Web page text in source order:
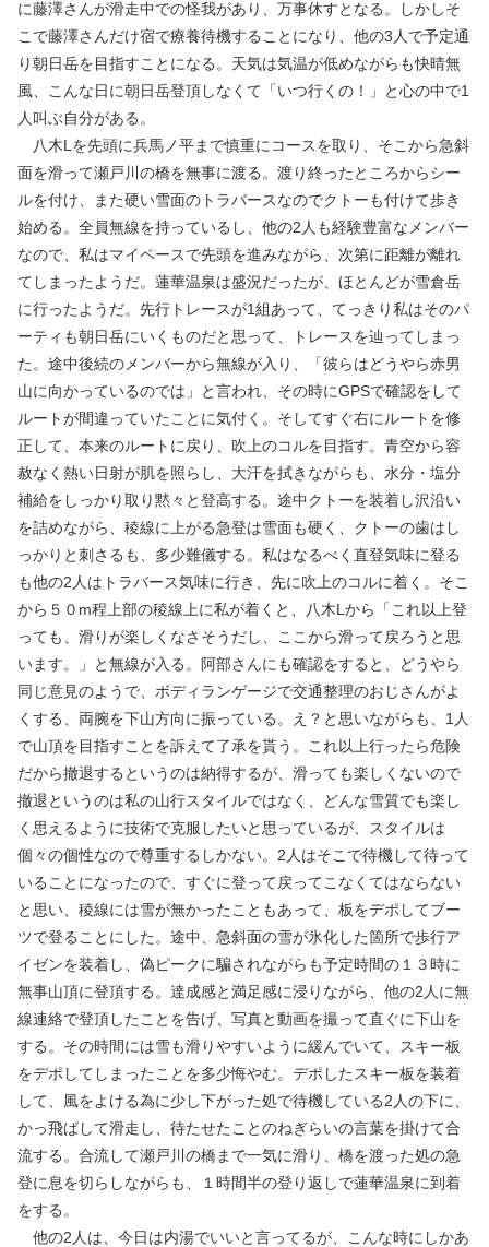
に藤澤さんが滑走中での怪我があり、万事休すとなる。しかしそ
こで藤澤さんだけ宿で療養待機することになり、他の3人で予定通
り朝日岳を目指すことになる。天気は気温が低めながらも快晴無
風、こんな日に朝日岳登頂しなくて「いつ行くの！」と心の中で1
人叫ぶ自分がある。
八木Lを先頭に兵馬ノ平まで慎重にコースを取り、そこから急斜
面を滑って瀬戸川の橋を無事に渡る。渡り終ったところからシー
ルを付け、また硬い雪面のトラバースなのでクトーも付けて歩き
始める。全員無線を持っているし、他の2人も経験豊富なメンバー
なので、私はマイペースで先頭を進みながら、次第に距離が離れ
てしまったようだ。蓮華温泉は盛況だったが、ほとんどが雪倉岳
に行ったようだ。先行トレースが1組あって、てっきり私はそのパ
ーティも朝日岳にいくものだと思って、トレースを辿ってしまっ
た。途中後続のメンバーから無線が入り、「彼らはどうやら赤男
山に向かっているのでは」と言われ、その時にGPSで確認をして
ルートが間違っていたことに気付く。そしてすぐ右にルートを修
正して、本来のルートに戻り、吹上のコルを目指す。青空から容
赦なく熱い日射が肌を照らし、大汗を拭きながらも、水分・塩分
補給をしっかり取り黙々と登高する。途中クトーを装着し沢沿い
を詰めながら、稜線に上がる急登は雪面も硬く、クトーの歯はし
っかりと刺さるも、多少難儀する。私はなるべく直登気味に登る
も他の2人はトラバース気味に行き、先に吹上のコルに着く。そこ
から５０m程上部の稜線上に私が着くと、八木Lから「これ以上登
っても、滑りが楽しくなさそうだし、ここから滑って戻ろうと思
います。」と無線が入る。阿部さんにも確認をすると、どうやら
同じ意見のようで、ボディランゲージで交通整理のおじさんがよ
くする、両腕を下山方向に振っている。え？と思いながらも、1人
で山頂を目指すことを訴えて了承を貰う。これ以上行ったら危険
だから撤退するというのは納得するが、滑っても楽しくないので
撤退というのは私の山行スタイルではなく、どんな雪質でも楽し
く思えるように技術で克服したいと思っているが、スタイルは
個々の個性なので尊重するしかない。2人はそこで待機して待って
いることになったので、すぐに登って戻ってこなくてはならない
と思い、稜線には雪が無かったこともあって、板をデポしてブー
ツで登ることにした。途中、急斜面の雪が氷化した箇所で歩行ア
イゼンを装着し、偽ピークに騙されながらも予定時間の１３時に
無事山頂に登頂する。達成感と満足感に浸りながら、他の2人に無
線連絡で登頂したことを告げ、写真と動画を撮って直ぐに下山を
する。その時間には雪も滑りやすいように緩んでいて、スキー板
をデポしてしまったことを多少悔やむ。デポしたスキー板を装着
して、風をよける為に少し下がった処で待機している2人の下に、
かっ飛ばして滑走し、待たせたことのねぎらいの言葉を掛けて合
流する。合流して瀬戸川の橋まで一気に滑り、橋を渡った処の急
登に息を切らしながらも、１時間半の登り返しで蓮華温泉に到着
をする。
他の2人は、今日は内湯でいいと言ってるが、こんな時にしかあ